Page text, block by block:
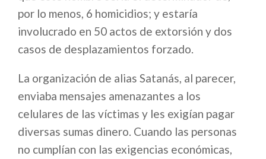
por lo menos, 6 homicidios; y estaría
involucrado en 50 actos de extorsión y dos
casos de desplazamientos forzado.
La organización de alias Satanás, al parecer,
enviaba mensajes amenazantes a los
celulares de las víctimas y les exigían pagar
diversas sumas dinero. Cuando las personas
no cumplían con las exigencias económicas,